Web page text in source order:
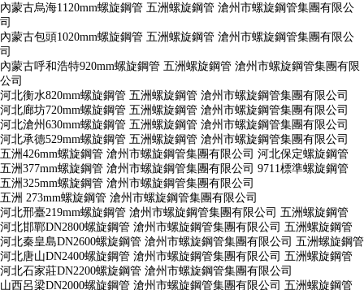
內蒙古烏海1120mm螺旋鋼管 五洲螺旋鋼管 滄州市螺旋鋼管集團有限公
司
內蒙古包頭1020mm螺旋鋼管 五洲螺旋鋼管 滄州市螺旋鋼管集團有限公
司
內蒙古呼和浩特920mm螺旋鋼管 五洲螺旋鋼管 滄州市螺旋鋼管集團有限
公司
河北衡水820mm螺旋鋼管 五洲螺旋鋼管 滄州市螺旋鋼管集團有限公司
河北廊坊720mm螺旋鋼管 五洲螺旋鋼管 滄州市螺旋鋼管集團有限公司
河北滄州630mm螺旋鋼管 五洲螺旋鋼管 滄州市螺旋鋼管集團有限公司
河北承德529mm螺旋鋼管 五洲螺旋鋼管 滄州市螺旋鋼管集團有限公司
五洲426mm螺旋鋼管 滄州市螺旋鋼管集團有限公司 河北保定螺旋鋼管
五洲377mm螺旋鋼管 滄州市螺旋鋼管集團有限公司 9711標準螺旋鋼管
五洲325mm螺旋鋼管 滄州市螺旋鋼管集團有限公司
五洲 273mm螺旋鋼管 滄州市螺旋鋼管集團有限公司
河北邢臺219mm螺旋鋼管 滄州市螺旋鋼管集團有限公司 五洲螺旋鋼管
河北邯鄲DN2800螺旋鋼管 滄州市螺旋鋼管集團有限公司 五洲螺旋鋼管
河北秦皇島DN2600螺旋鋼管 滄州市螺旋鋼管集團有限公司 五洲螺旋鋼管
河北唐山DN2400螺旋鋼管 滄州市螺旋鋼管集團有限公司 五洲螺旋鋼管
河北石家莊DN2200螺旋鋼管 滄州市螺旋鋼管集團有限公司
山西呂梁DN2000螺旋鋼管 滄州市螺旋鋼管集團有限公司 五洲螺旋鋼管